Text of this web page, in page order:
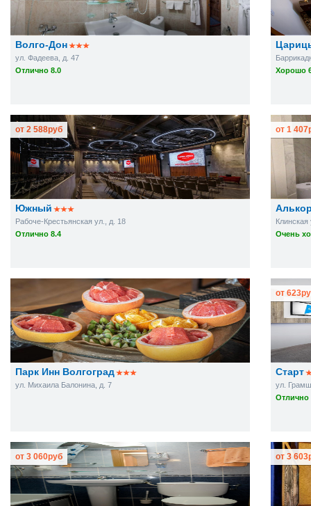
Волго-Дон
ул. Фадеева, д. 47
Отлично 8.0
Хорошо
Южный
Рабоче-Крестьянская ул., д. 18
Отлично 8.4
от 2 588руб
Клинская
Очень
от 1 407
Парк Инн Волгоград
ул. Михаила Балонина, д. 7
Старт
ул.
Отлично
от 623
от 3 060руб от 3 603